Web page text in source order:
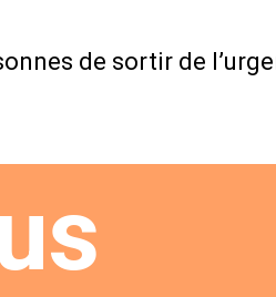
de sortir de